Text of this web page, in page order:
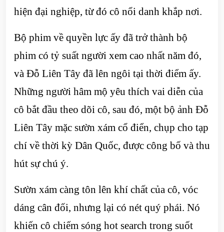
hiện đại nghiệp, từ đó cô nổi danh khắp nơi.
Bộ phim về quyền lực ấy đã trở thành bộ
phim có tỷ suất người xem cao nhất năm đó,
và Đỗ Liên Tây đã lên ngôi tại thời điểm ấy.
Những người hâm mộ yêu thích vai diễn của
cô bắt đầu theo dõi cô, sau đó, một bộ ảnh Đỗ
Liên Tây mặc sườn xám cổ điển, chụp cho tạp
chí về thời kỳ Dân Quốc, được công bố và thu
hút sự chú ý.
Sườn xám càng tôn lên khí chất của cô, vóc
dáng cân đối, nhưng lại có nét quý phái. Nó
khiến cô chiếm sóng hot search trong suốt